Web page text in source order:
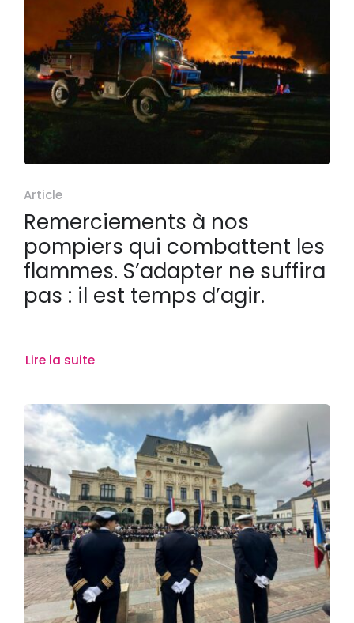
Article
Remerciements à nos
pompiers qui combattent les
flammes. S’adapter ne suffira
pas : il est temps d’agir.
Lire la suite